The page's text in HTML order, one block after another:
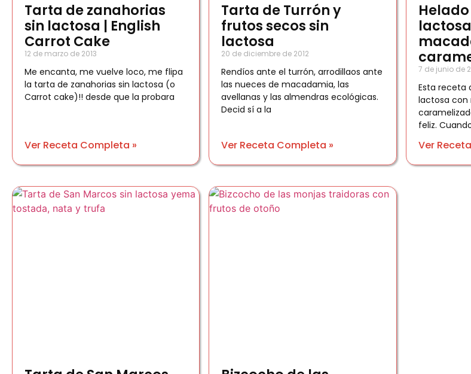
Tarta de zanahorias
sin lactosa | English
Carrot Cake
12 de marzo de 2013
Me encanta, me vuelve loco, me flipa
la tarta de zanahorias sin lactosa (o
Carrot cake)!! desde que la probara
Ver Receta Completa »
Tarta de Turrón y
frutos secos sin
lactosa
20 de diciembre de 2012
Rendíos ante el turrón, arrodillaos ante
las nueces de macadamia, las
avellanas y las almendras ecológicas.
Decid sí a la
Ver Receta Completa »
7 de junio de
Esta receta
lactosa con
feliz.
Ver